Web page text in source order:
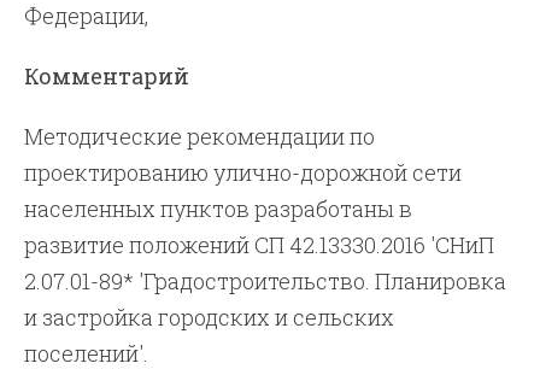
пассажирского транспорта общего
- разработке градостроительной
документации территориального развития
(генеральный план, проект планировки
территории) городов и поселков городского
типа.
Положения настоящего документа
рекомендуется также учитывать при
установлении требований к геометрическим
Федерации,
Комментарий
Методические рекомендации по
проектированию улично-дорожной сети
населенных пунктов разработаны в
развитие положений СП 42.13330.2016 'СНиП
2.07.01-89* 'Градостроительство. Планировка
и застройка городских и сельских
поселений'.